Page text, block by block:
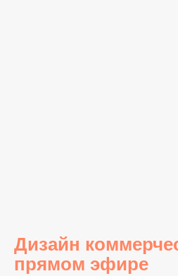
Дизайн
прямом эфире